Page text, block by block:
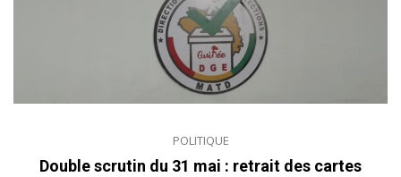
POLITIQUE
Double scrutin du 31 mai : retrait des cartes